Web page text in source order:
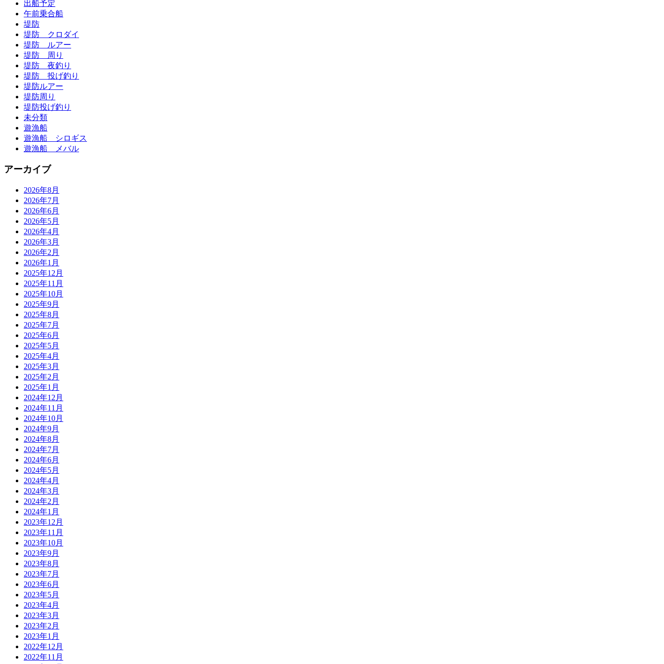
出船予定
午前乗合船
堤防
堤防 クロダイ
堤防 ルアー
堤防 周り
堤防 夜釣り
堤防 投げ釣り
堤防ルアー
堤防周り
堤防投げ釣り
未分類
遊漁船
遊漁船 シロギス
遊漁船 メバル
アーカイブ
2026年8月
2026年7月
2026年6月
2026年5月
2026年4月
2026年3月
2026年2月
2026年1月
2025年12月
2025年11月
2025年10月
2025年9月
2025年8月
2025年7月
2025年6月
2025年5月
2025年4月
2025年3月
2025年2月
2025年1月
2024年12月
2024年11月
2024年10月
2024年9月
2024年8月
2024年7月
2024年6月
2024年5月
2024年4月
2024年3月
2024年2月
2024年1月
2023年12月
2023年11月
2023年10月
2023年9月
2023年8月
2023年7月
2023年6月
2023年5月
2023年4月
2023年3月
2023年2月
2023年1月
2022年12月
2022年11月